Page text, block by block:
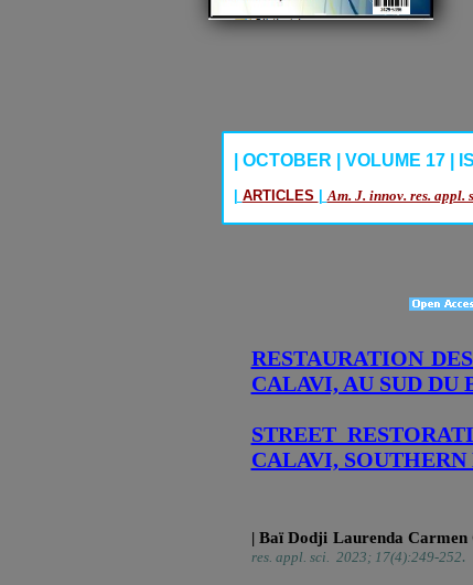
| OCTOBER | VOLUME 17 |
| ARTICLES | Am. J. innov. res. appl.
RESTAURATION
CALAVI, AU SUD DU
STREET
CALAVI,
| Baï Dodji Laurenda Carmen
res. appl. sci. 2023; 17(4):249-252.